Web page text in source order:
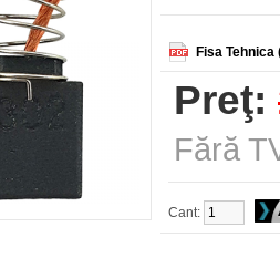
Fisa Tehnica
Preţ:
Fără
Cant: